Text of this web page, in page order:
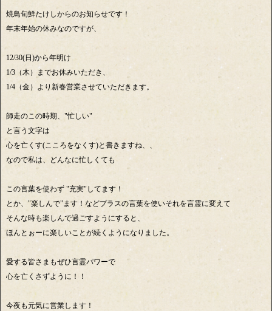
焼鳥旬鮮たけしからのお知らせです！
年末年始の休みなのですが、
12/30(日)から年明け
1/3（木）までお休みいただき、
1/4（金）より新春営業させていただきます。
師走のこの時期、"忙しい"
と言う文字は
心を亡くす(こころをなくす)と書きますね、、
なので私は、どんなに忙しくても
この言葉を使わず "充実"してます！
とか、"楽しんで"ます！などプラスの言葉を使いそれを言霊に変えて
そんな時も楽しんで過ごすようにすると、
ほんとぉーに楽しいことが続くようになりました。
愛する皆さまもぜひ言霊パワーで
心を亡くさずように！！
今夜も元気に営業します！